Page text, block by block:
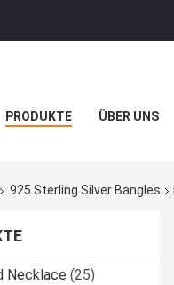
PRODUKTE ÜBER UNS
925 Sterling Silver Bangles
Necklace (25)